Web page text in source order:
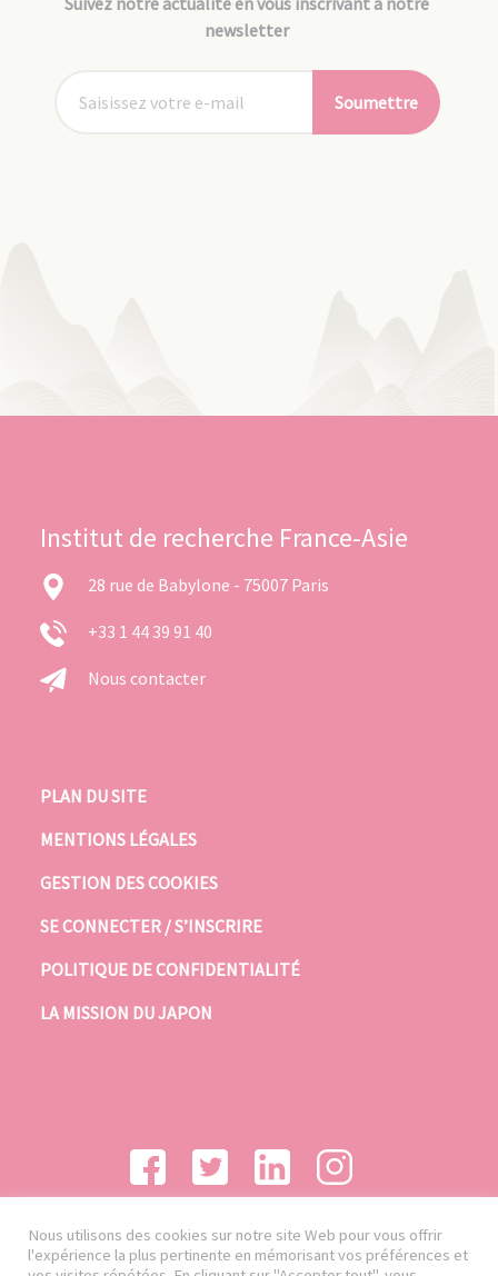
newsletter
Soumettre
Institut de recherche France-Asie
28 rue de Babylone - 75007 Paris
+33 1 44 39 91 40
Nous contacter
PLAN DU SITE
MENTIONS LÉGALES
GESTION DES COOKIES
SE CONNECTER / S’INSCRIRE
POLITIQUE DE CONFIDENTIALITÉ
LA MISSION DU JAPON
Nous utilisons des cookies sur notre site Web pour vous offrir
l'expérience la plus pertinente en mémorisant vos préférences et